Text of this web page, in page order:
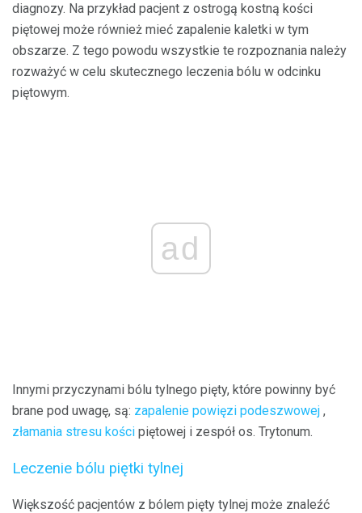
diagnozy. Na przykład pacjent z ostrogą kostną kości
piętowej może również mieć zapalenie kaletki w tym
obszarze. Z tego powodu wszystkie te rozpoznania należy
rozważyć w celu skutecznego leczenia bólu w odcinku
piętowym.
ad
Innymi przyczynami bólu tylnego pięty, które powinny być
brane pod uwagę, są: zapalenie powięzi podeszwowej ,
złamania stresu kości piętowej i zespół os. Trytonum.
Leczenie bólu piętki tylnej
Większość pacjentów z bólem pięty tylnej może znaleźć